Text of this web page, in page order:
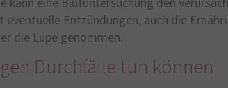
eventuelle Entzündungen, auch die
die Lupe genommen.
Durchfälle tun können